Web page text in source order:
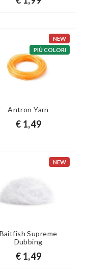
NEW
PIÙ COLORI
Antron Yarn
€ 1,49
NEW
Baitfish Supreme
Dubbing
€ 1,49